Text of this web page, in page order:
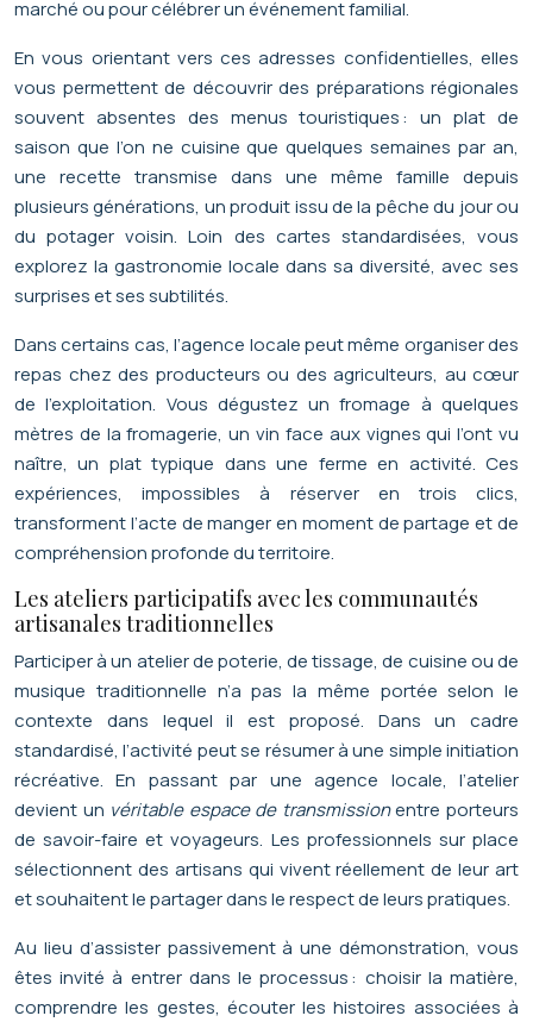
marché ou pour célébrer un événement familial.
En vous orientant vers ces adresses confidentielles, elles
vous permettent de découvrir des préparations régionales
souvent absentes des menus touristiques : un plat de
saison que l’on ne cuisine que quelques semaines par an,
une recette transmise dans une même famille depuis
plusieurs générations, un produit issu de la pêche du jour ou
du potager voisin. Loin des cartes standardisées, vous
explorez la gastronomie locale dans sa diversité, avec ses
surprises et ses subtilités.
Dans certains cas, l’agence locale peut même organiser des
repas chez des producteurs ou des agriculteurs, au cœur
de l’exploitation. Vous dégustez un fromage à quelques
mètres de la fromagerie, un vin face aux vignes qui l’ont vu
naître, un plat typique dans une ferme en activité. Ces
expériences, impossibles à réserver en trois clics,
transforment l’acte de manger en moment de partage et de
compréhension profonde du territoire.
Les ateliers participatifs avec les communautés
artisanales traditionnelles
Participer à un atelier de poterie, de tissage, de cuisine ou de
musique traditionnelle n’a pas la même portée selon le
contexte dans lequel il est proposé. Dans un cadre
standardisé, l’activité peut se résumer à une simple initiation
récréative. En passant par une agence locale, l’atelier
devient un véritable espace de transmissionentre porteurs
de savoir-faire et voyageurs. Les professionnels sur place
sélectionnent des artisans qui vivent réellement de leur art
et souhaitent le partager dans le respect de leurs pratiques.
Au lieu d’assister passivement à une démonstration, vous
êtes invité à entrer dans le processus : choisir la matière,
comprendre les gestes, écouter les histoires associées à